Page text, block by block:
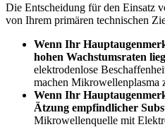
Die Entscheidung für den Einsatz
von Ihrem primären technischen
Wenn Ihr
hohen Wachstumsraten
elektrodenlose
machen Mikrowellenplasma
Wenn Ihr
Ätzung empfindlicher
Mikrowellenquelle mit